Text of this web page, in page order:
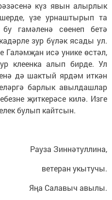
күз явын алырлык
үзе урнаштырып та
гамәленә сөенеп бетә
зур бүләк ясады ул.
исә унике өстәл,
клеенка алып бирде. Ул
дә шактый ярдәм иткән
барлык авылдашлар
җиткерәсе килә. Изге
булып кайтсын.
Рауза Зиннәтуллина,
ветеран укытучы.
Яңа Салавыч авылы.